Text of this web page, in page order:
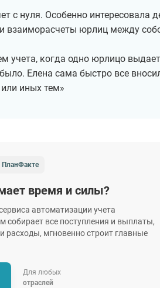
с нуля. Особенно интересовала
взаиморасчеты юрлиц между
учета, когда одно юрлицо
Елена сама быстро все
иных тем»
ПланФакте
время и силы?
автоматизации учета
собирает все поступления и выплаты,
расходы, мгновенно строит главные
Для любых
отраслей